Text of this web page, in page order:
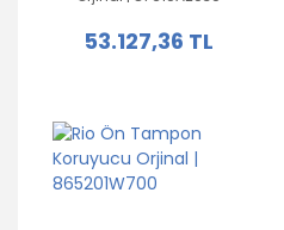
53.127,36 TL